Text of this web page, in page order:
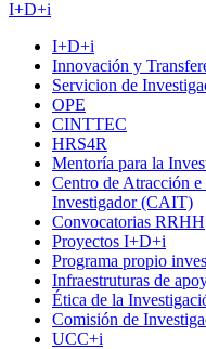
I+D+i
I+D+i
Innovación y
Servicion de
OPE
CINTTEC
HRS4R
Mentoría para la
Centro de Atracción
Investigador (CAIT)
Convocatorias RRHH
Proyectos I+D+i
Programa propio
Infraestruturas de
Ética de la
Comisión de
UCC+i